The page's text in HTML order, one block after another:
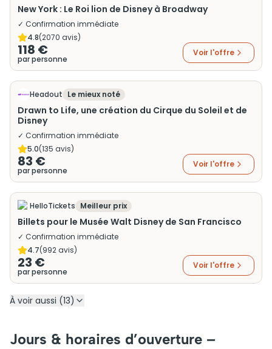
New York : Le Roi lion de Disney à Broadway
✓ Confirmation immédiate
4.8(2070 avis)
118 €
par personne
Voir l'offre
Headout Le mieux noté
Drawn to Life, une création du Cirque du Soleil et de
Disney
✓ Confirmation immédiate
5.0(135 avis)
83 €
par personne
Voir l'offre
HelloTickets Meilleur prix
Billets pour le Musée Walt Disney de San Francisco
✓ Confirmation immédiate
4.7(992avis)
23 €
par personne
Voir l'offre
À voir aussi (13)
Jours & horaires d’ouverture –